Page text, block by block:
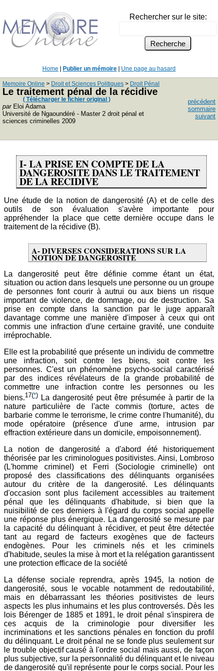
Rechercher sur le site:
Home Publier un mémoire Une page au hasard
Memoire Online > Droit et Sciences Politiques > Droit Pénal
Le traitement pénal de la récidive
( Télécharger le fichier original )
parEloi Adama
Université de Ngaoundéré - Master 2 droit pénal et
sciences criminelles 2009
précédent
sommaire
suivant
I- LA PRISE EN COMPTE DE LA
DANGEROSITE DANS LE TRAITEMENT
DE LA RECIDIVE
Une étude de la notion de dangerosité (A) et de celle des
outils de son évaluation s'avère importante pour
appréhender la place que cette dernière occupe dans le
traitement de la récidive (B).
A- DIVERSES CONSIDERATIONS SUR LA
NOTION DE DANGEROSITE
La dangerosité peut être définie comme étant un état,
situation ou action dans lesquels une personne ou un groupe
de personnes font courir à autrui ou aux biens un risque
important de violence, de dommage, ou de destruction. Sa
prise en compte dans la sanction par le juge apparaît
davantage comme une manière d'imposer à ceux qui ont
commis une infraction d'une certaine gravité, une conduite
irréprochable.
Elle est la probabilité que présente un individu de commettre
une infraction, soit contre les biens, soit contre les
personnes. C'est un phénomène psycho-social caractérisé
par des indices révélateurs de la grande probabilité de
commettre une infraction contre les personnes ou les
biens.17(*) La dangerosité peut être présumée à partir de la
nature particulière de l'acte commis (torture, actes de
barbarie comme le terrorisme, le crime contre l'humanité), du
mode opératoire (présence d'une arme, intrusion par
effraction extérieure dans un domicile, empoisonnement).
La notion de dangerosité a d'abord été historiquement
théorisée par les criminologues positivistes. Ainsi, Lombroso
(L'homme criminel) et Ferri (Sociologie criminelle) ont
proposé des classifications des délinquants organisées
autour du critère de la dangerosité. Les délinquants
d'occasion sont plus facilement accessibles au traitement
pénal que les délinquants d'habitude, si bien que la
nuisibilité de ces derniers à l'égard du corps social appelle
une réponse plus énergique. La dangerosité se mesure par
la capacité du délinquant à récidiver, et peut être détectée
tant au regard de facteurs exogènes que de facteurs
endogènes. Pour les criminels nés et les criminels
d'habitude, seules la mise à mort et la relégation garantissent
une protection efficace de la société
La défense sociale reprendra, après 1945, la notion de
dangerosité, sous le vocable notamment de redoutabilité,
mais en débarrassant les théories positivistes de leurs
aspects les plus inhumains et les plus controversés. Dès les
lois Bérenger de 1885 et 1891, le droit pénal s'inspirera de
ces acquis de la criminologie pour diversifier les
incriminations et les sanctions pénales en fonction du profil
du délinquant. Le droit pénal ne se fonde plus seulement sur
le trouble objectif causé à l'ordre social mais aussi, de façon
plus subjective, sur la personnalité du délinquant et le niveau
de dangerosité qu'il représente pour le corps social. Pour les